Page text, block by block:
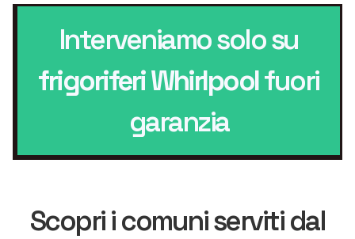
Interveniamo solo su
frigoriferi Whirlpoolfuori
garanzia
Scopri i comuni serviti dal